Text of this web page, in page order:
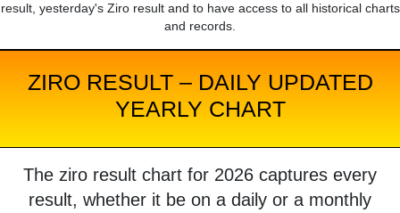
result, yesterday's Ziro result and to have access to all historical charts
and records.
ZIRO RESULT – DAILY UPDATED
YEARLY CHART
The ziro result chart for 2026 captures every
result, whether it be on a daily or a monthly